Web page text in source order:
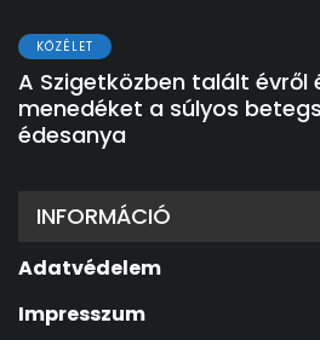
KÖZÉLET
A Szigetközben talált évről
menedéket a súlyos
édesanya
INFORMÁCIÓ
Adatvédelem
Impresszum